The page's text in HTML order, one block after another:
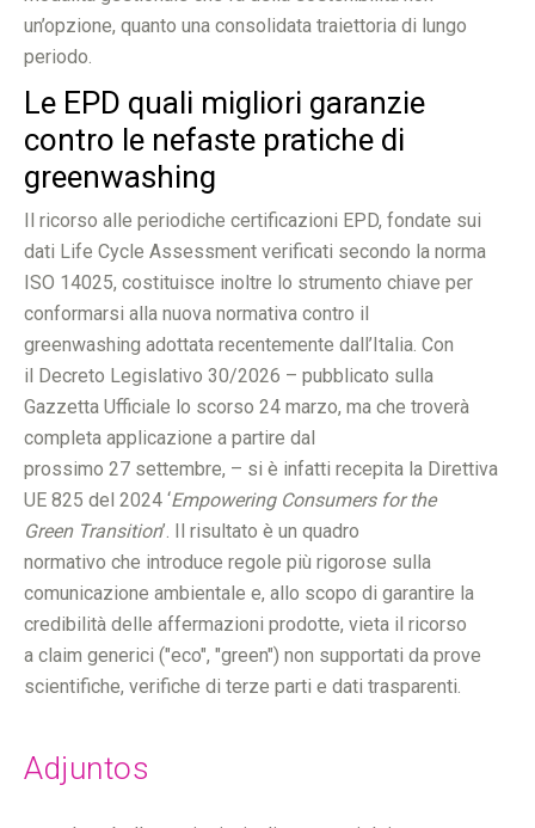
un’opzione, quanto una consolidata traiettoria di lungo
periodo.
Le EPD quali migliori garanzie
contro le nefaste pratiche di
greenwashing
Il ricorso alle periodiche certificazioni EPD, fondate sui
dati Life Cycle Assessment verificati secondo la norma
ISO 14025, costituisce inoltre lo strumento chiave per
conformarsi alla nuova normativa contro il
greenwashing adottata recentemente dall’Italia. Con
il Decreto Legislativo 30/2026 – pubblicato sulla
Gazzetta Ufficiale lo scorso 24 marzo, ma che troverà
completa applicazione a partire dal
prossimo 27 settembre, – si è infatti recepita la Direttiva
UE 825 del 2024 ‘Empowering Consumers for the
Green Transition’. Il risultato è un quadro
normativo che introduce regole più rigorose sulla
comunicazione ambientale e, allo scopo di garantire la
credibilità delle affermazioni prodotte, vieta il ricorso
a claim generici ("eco", "green") non supportati da prove
scientifiche, verifiche di terze parti e dati trasparenti.
Adjuntos